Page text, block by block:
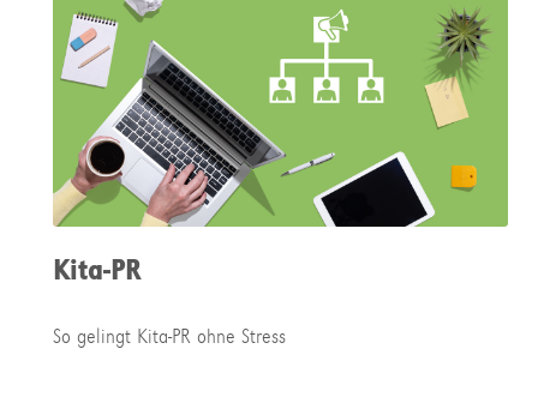
Kita-PR
So gelingt Kita-PR ohne Stress